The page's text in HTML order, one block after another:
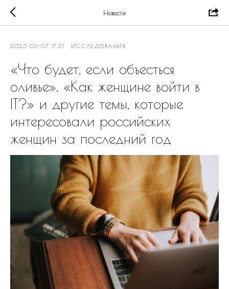
Новости
2023-03-07 17:31 ИССЛЕДОВАНИЯ
«Что будет, если объесться
оливье», «Как женщине войти в
IT?» и другие темы, которые
интересовали российских
женщин за последний год